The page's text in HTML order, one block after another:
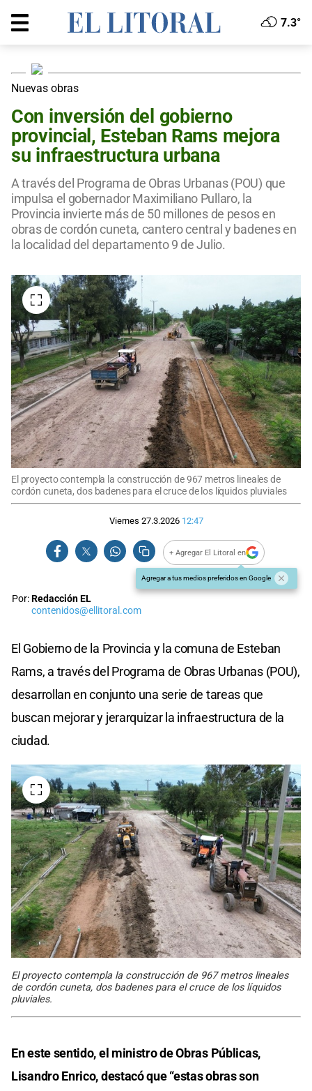
7.3°
Nuevas obras
Con inversión del gobierno
provincial, Esteban Rams mejora
su infraestructura urbana
A través del Programa de Obras Urbanas (POU) que
impulsa el gobernador Maximiliano Pullaro, la
Provincia invierte más de 50 millones de pesos en
obras de cordón cuneta, cantero central y badenes en
la localidad del departamento 9 de Julio.
El proyecto contempla la construcción de 967 metros lineales de
cordón cuneta, dos badenes para el cruce de los líquidos pluviales
Viernes 27.3.2026 12:47
+ Agregar El Litoral en
Agregar a tus medios preferidos en Google
Por:Redacción EL
contenidos@ellitoral.com
El Gobierno de la Provincia y la comuna de Esteban
Rams, a través del Programa de Obras Urbanas (POU),
desarrollan en conjunto una serie de tareas que
buscan mejorar y jerarquizar la infraestructura de la
ciudad.
El proyecto contempla la construcción de 967 metros lineales
de cordón cuneta, dos badenes para el cruce de los líquidos
pluviales.
En este sentido, el ministro de Obras Públicas,
Lisandro Enrico, destacó que “estas obras son